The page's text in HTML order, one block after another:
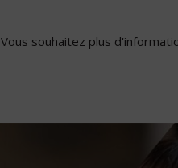
Vous souhaitez plus